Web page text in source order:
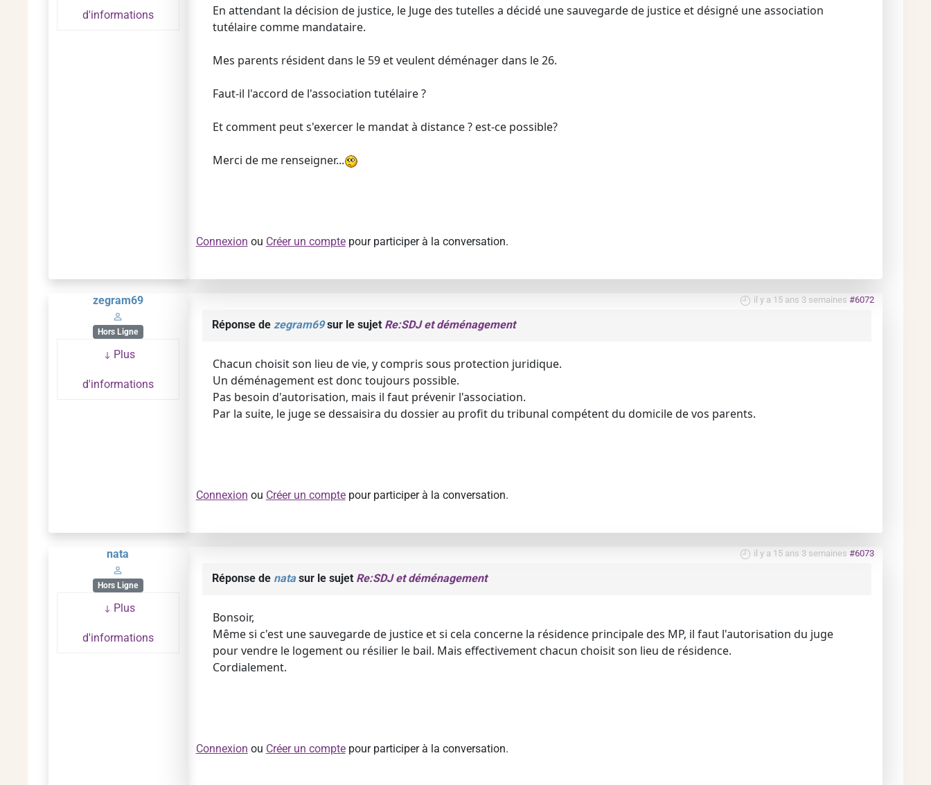
d'informations
En attendant la décision de justice, le Juge des tutelles a décidé une sauvegarde de justice et désigné une association
tutélaire comme mandataire.
Mes parents résident dans le 59 et veulent déménager dans le 26.
Faut-il l'accord de l'association tutélaire ?
Et comment peut s'exercer le mandat à distance ? est-ce possible?
Merci de me renseigner...
Connexion ou Créer un comptepour participer à la conversation.
zegram69
Hors Ligne
Plus
d'informations
il y a 15 ans 3 semaines #6072
Réponse de zegram69sur le sujet Re:SDJ et déménagement
Chacun choisit son lieu de vie, y compris sous protection juridique.
Un déménagement est donc toujours possible.
Pas besoin d'autorisation, mais il faut prévenir l'association.
Par la suite, le juge se dessaisira du dossier au profit du tribunal compétent du domicile de vos parents.
Connexion ou Créer un comptepour participer à la conversation.
nata
Hors Ligne
Plus
d'informations
il y a 15 ans 3 semaines #6073
Réponse de natasur le sujet Re:SDJ et déménagement
Bonsoir,
Même si c'est une sauvegarde de justice et si cela concerne la résidence principale des MP, il faut l'autorisation du juge
pour vendre le logement ou résilier le bail. Mais effectivement chacun choisit son lieu de résidence.
Cordialement.
Connexion ou Créer un comptepour participer à la conversation.